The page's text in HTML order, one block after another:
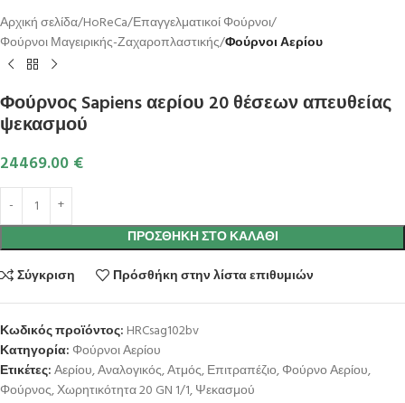
Αρχική σελίδα HoReCa Επαγγελματικοί Φούρνοι
Φούρνοι Μαγειρικής-Ζαχαροπλαστικής Φούρνοι Αερίου
Φούρνος Sapiens αερίου 20 θέσεων απευθείας
ψεκασμού
24469.00 €
ΠΡΟΣΘΉΚΗ ΣΤΟ ΚΑΛΆΘΙ
Σύγκριση
Πρόσθήκη στην λίστα επιθυμιών
Κωδικός προϊόντος: HRCsag102bv
Κατηγορία: Φούρνοι Αερίου
Ετικέτες:Αερίου,Αναλογικός,Ατμός,Επιτραπέζιο,Φούρνο Αερίου,
Φούρνος,Χωρητικότητα 20 GN 1/1,Ψεκασμού